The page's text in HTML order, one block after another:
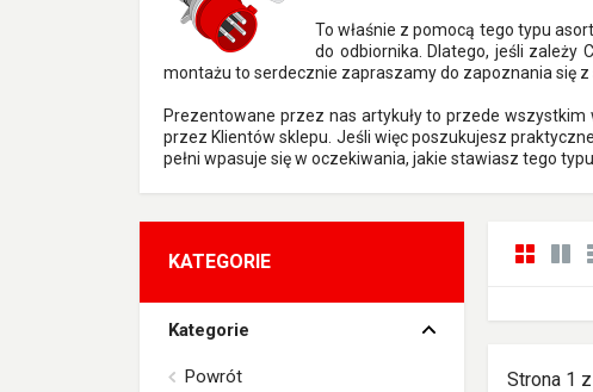
To właśnie z pomocą tego typu
do odbiornika. Dlatego, jeśli zależy
montażu to serdecznie zapraszamy do zapoznania się
Prezentowane przez nas artykuły to przede
przez Klientów sklepu. Jeśli więc poszukujesz
pełni wpasuje się w oczekiwania, jakie stawiasz tego
KATEGORIE
Kategorie
Powrót
Strona 1